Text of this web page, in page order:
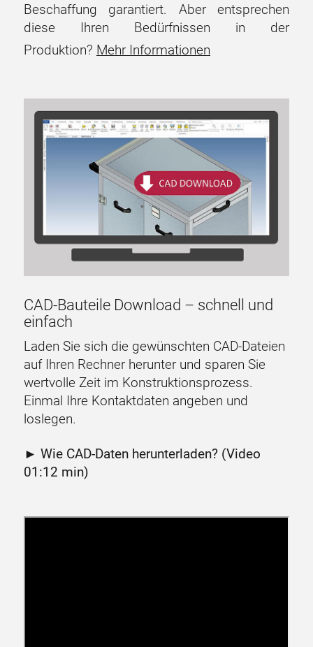
Beschaffung garantiert. Aber entsprechen
diese Ihren Bedürfnissen in der
Produktion? Mehr Informationen
CAD-Bauteile Download – schnell und
einfach
Laden Sie sich die gewünschten CAD-Dateien
auf Ihren Rechner herunter und sparen Sie
wertvolle Zeit im Konstruktionsprozess.
Einmal Ihre Kontaktdaten angeben und
loslegen.
► Wie CAD-Daten herunterladen? (Video
01:12 min)